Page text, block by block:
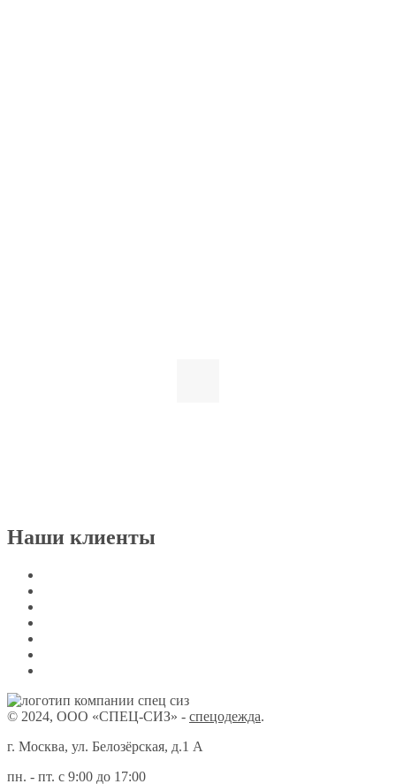
Наши клиенты
© 2024, ООО «СПЕЦ-СИЗ» - спецодежда.
г. Москва, ул. Белозёрская, д.1 А
пн. - пт. с 9:00 до 17:00